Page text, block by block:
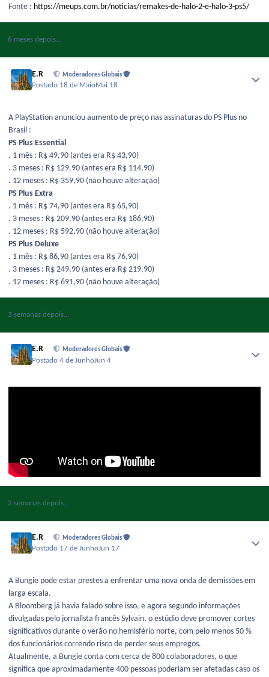
Fonte : https://meups.com.br/noticias/remakes-de-halo-2-e-halo-3-ps5/
6 meses depois...
E.R Moderadores Globais
Postado 18 de MaioMai 18
A PlayStation anunciou aumento de preço nas assinaturas do PS Plus no
Brasil :
PS Plus Essential
. 1 mês : R$ 49,90 (antes era R$ 43,90)
. 3 meses : R$ 129,90 (antes era R$ 114,90)
. 12 meses : R$ 359,90 (não houve alteração)
PS Plus Extra
. 1 mês : R$ 74,90 (antes era R$ 65,90)
. 3 meses : R$ 209,90 (antes era R$ 186,90)
. 12 meses : R$ 592,90 (não houve alteração)
PS Plus Deluxe
. 1 mês : R$ 86,90 (antes era R$ 76,90)
. 3 meses : R$ 249,90 (antes era R$ 219,90)
. 12 meses : R$ 691,90 (não houve alteração)
3 semanas depois...
E.R Moderadores Globais
Postado4 de JunhoJun 4
2 semanas depois...
E.R Moderadores Globais
Postado 17 de JunhoJun 17
A Bungie pode estar prestes a enfrentar uma nova onda de demissões em
larga escala.
A Bloomberg já havia falado sobre isso, e agora segundo informações
divulgadas pelo jornalista francês Sylvain, o estúdio deve promover cortes
significativos durante o verão no hemisfério norte, com pelo menos 50 %
dos funcionários correndo risco de perder seus empregos.
Atualmente, a Bungie conta com cerca de 800 colaboradores, o que
significa que aproximadamente 400 pessoas poderiam ser afetadas caso os